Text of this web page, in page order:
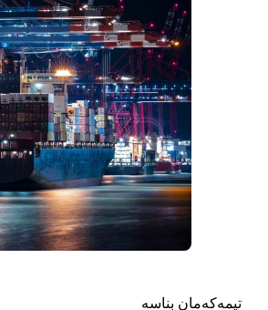
تیمەکەمان بناسە